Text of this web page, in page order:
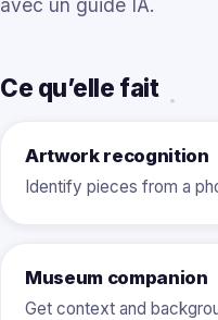
avec un guide IA.
Ce qu’elle fait
Artwork recognition
Identify pieces from a
Museum companion
Get context and